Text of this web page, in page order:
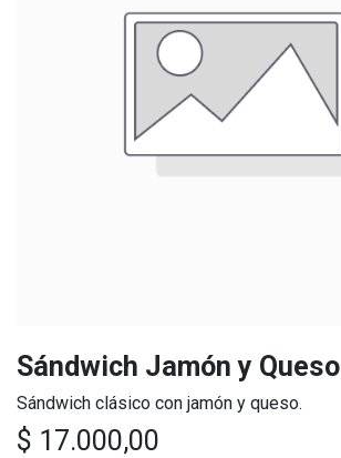
Sándwich Jamón y Queso
Sándwich clásico con jamón y queso.
$ 17.000,00